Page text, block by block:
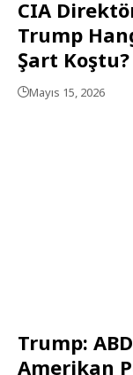
CIA
Trump
Şart Koştu?
Mayıs 15, 2026
Trump:
Amerikan